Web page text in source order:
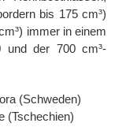
bis 175 cm³)
immer in einem
und der 700 cm³-
(Schweden)
(Tschechien)